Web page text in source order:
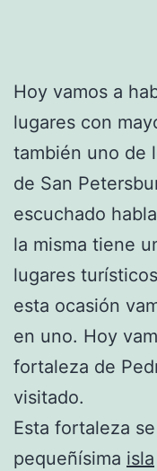
Hoy vamos a
lugares con
también uno de
de San
escuchado
la misma tiene
lugares
esta ocasión
en uno. Hoy
fortaleza de
visitado.
Esta fortaleza
pequeñísima isla